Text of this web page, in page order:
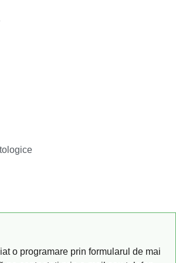
o programare prin formularul de mai